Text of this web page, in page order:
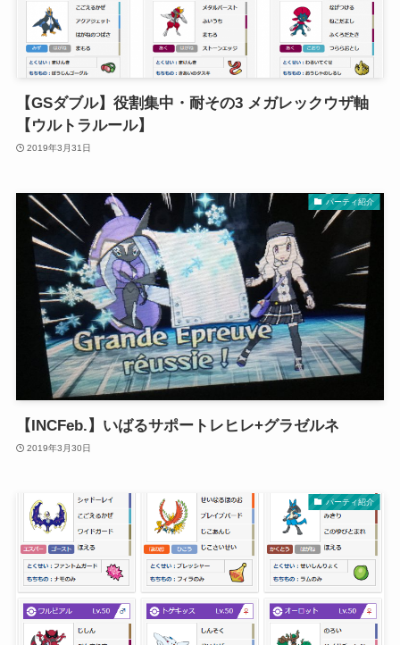
【GSダブル】役割集中・耐その3 メガレックウザ軸
【ウルトラルール】
2019年3月31日
パーティ紹介
【INCFeb.】いばるサポートレヒレ+グラゼルネ
2019年3月30日
パーティ紹介